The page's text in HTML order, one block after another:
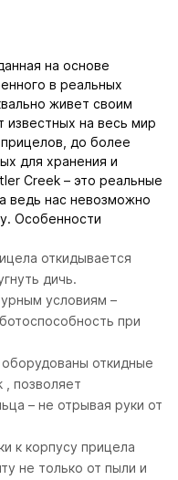
на основе
в реальных
живет своим
известных на весь мир
до более
для хранения и
Creek – это реальные
ведь нас невозможно
Особенности
откидывается
дичь.
условиям –
при
откидные
позволяет
– не отрывая руки от
к корпусу прицела
не только от пыли и